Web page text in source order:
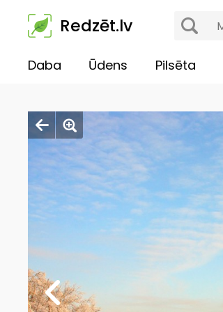
Redzēt.lv
Daba Ūdens Pilsēta